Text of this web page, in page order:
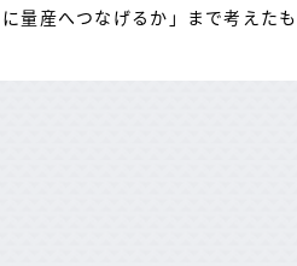
産へつなげるか」まで考えた